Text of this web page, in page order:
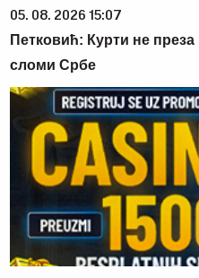
05. 08. 2026 15:07
Петковић: Курти не
сломи Србе